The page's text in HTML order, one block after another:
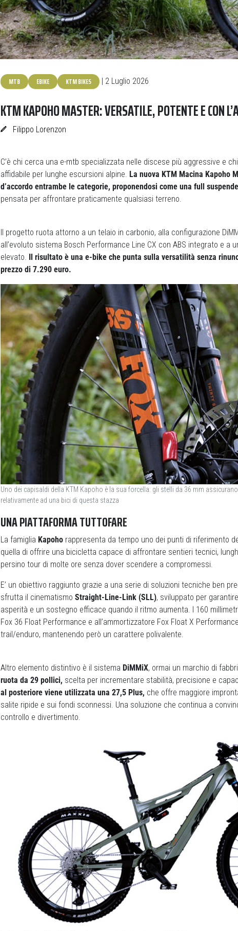
MTB EBIKE KTM BIKES | 2 Luglio 2026
KTM KAPOHO MASTER: VERSATILE, POTENTE E CON
Filippo Lorenzon
C’è chi cerca una e-mtb specializzata nelle discese più aggressive e
affidabile per lunghe escursioni alpine. La nuova KTM Macina Kapoho
d’accordo entrambe le categorie, proponendosi come una full
pensata per affrontare praticamente qualsiasi terreno.
Il progetto ruota attorno a un telaio in carbonio, alla configurazione
all’evoluto sistema Bosch Performance Line CX con ABS integrato e a
elevato. Il risultato è una e-bike che punta sulla versatilità senza
prezzo di 7.290 euro.
Uno dei capisaldi della KTM Kapoho è la sua forcella: gli stelli da 36 mm
relativamente ad una bici di questa stazza
UNA PIATTAFORMA TUTTOFARE
La famiglia Kapoho rappresenta da tempo uno dei punti di riferimento
quella di offrire una bicicletta capace di affrontare sentieri tecnici,
persino tour di molte ore senza dover scendere a compromessi.
E’ un obiettivo raggiunto grazie a una serie di soluzioni tecniche ben
sfrutta il cinematismo Straight-Line-Link (SLL), sviluppato per
asperità e un sostegno efficace quando il ritmo aumenta. I 160
Fox 36 Float Performance e all’ammortizzatore Fox Float X
trail/enduro, mantenendo però un carattere polivalente.
Altro elemento distintivo è il sistema DiMMiX, ormai un marchio di
ruota da 29 pollici, scelta per incrementare stabilità, precisione e
al posteriore viene utilizzata una 27,5 Plus, che offre maggiore
salite ripide e sui fondi sconnessi. Una soluzione che continua a
controllo e divertimento.